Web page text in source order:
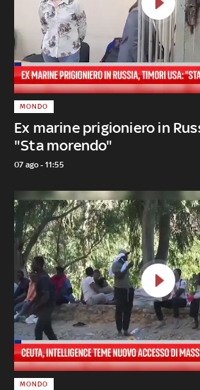
Ex marine prigioniero in
"Sta morendo"
MONDO
07 ago - 11:55
MONDO